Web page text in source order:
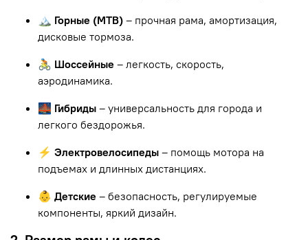
🏔 Горные (MTB) – прочная рама, амортизация,
дисковые тормоза.
🚴 Шоссейные – легкость, скорость,
аэродинамика.
🌉 Гибриды – универсальность для города и
легкого бездорожья.
⚡ Электровелосипеды – помощь мотора на
подъемах и длинных дистанциях.
👶 Детские – безопасность, регулируемые
компоненты, яркий дизайн.